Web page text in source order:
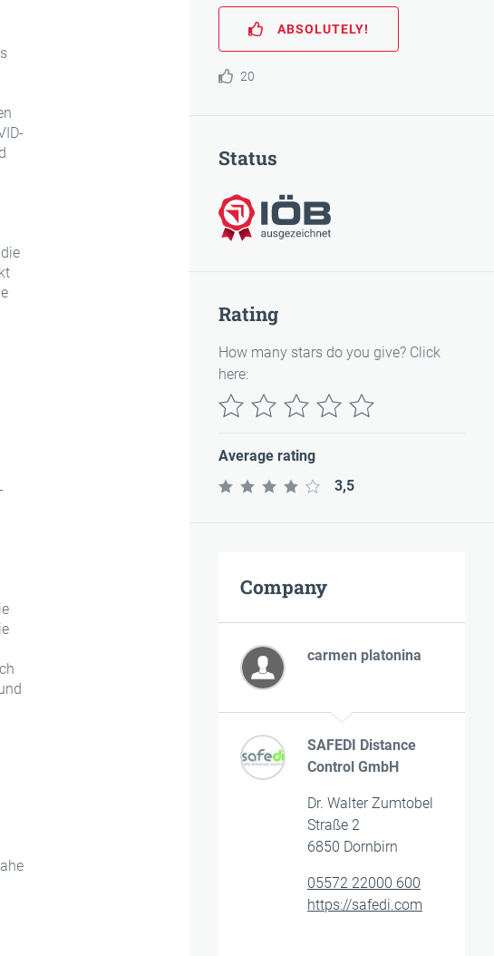
ABSOLUTELY!
20
Status
Awarded
Rating
How many stars do you give? Click
here:
Average rating
3,5
Company
carmen platonina
SAFEDI Distance
Control GmbH
Dr. Walter Zumtobel
Straße 2
6850 Dornbirn
05572 22000 600
https://safedi.com